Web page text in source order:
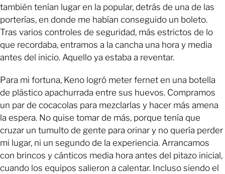
también tenían lugar en la popular, detrás de una de las
porterías, en donde me habían conseguido un boleto.
Tras varios controles de seguridad, más estrictos de lo
que recordaba, entramos a la cancha una hora y media
antes del inicio. Aquello ya estaba a reventar.
Para mi fortuna, Keno logró meter fernet en una botella
de plástico apachurrada entre sus huevos. Compramos
un par de cocacolas para mezclarlas y hacer más amena
la espera. No quise tomar de más, porque tenía que
cruzar un tumulto de gente para orinar y no quería perder
mi lugar, ni un segundo de la experiencia. Arrancamos
con brincos y cánticos media hora antes del pitazo inicial,
cuando los equipos salieron a calentar. Incluso siendo el